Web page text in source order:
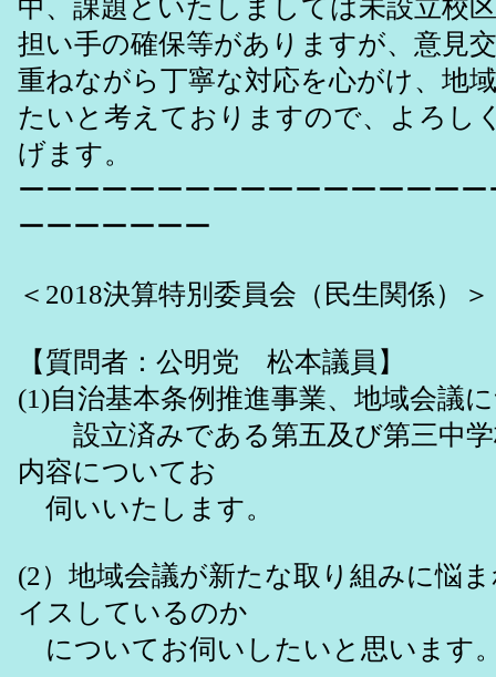
中、課題といたしましては未設立校
担い手の確保等がありますが、意見
重ねながら丁寧な対応を心がけ、地
たいと考えておりますので、よろし
げます。
ーーーーーーーーーーーーーーーー
ーーーーーーー
＜2018決算特別委員会（民生関係）＞
【質問者：公明党 松本議員】
(1)自治基本条例推進事業、地域会議
設立済みである第五及び第三中学
内容についてお
伺いいたします。
(2）地域会議が新たな取り組みに悩
イスしているのか
についてお伺いしたいと思います